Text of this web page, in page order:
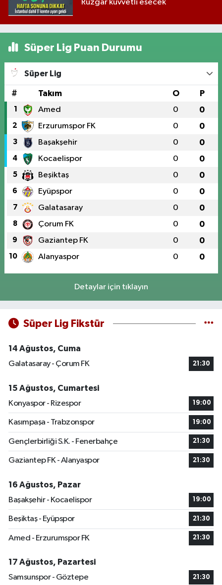
Rüzgar kuvvetli esecek
Süper Lig Puan Durumu
Süper Lig
# Takım O P
1 Amed 0 0
2 Erzurumspor FK 0 0
3 Başakşehir 0 0
4 Kocaelispor 0 0
5 Beşiktaş 0 0
6 Eyüpspor 0 0
7 Galatasaray 0 0
8 Çorum FK 0 0
9 Gaziantep FK 0 0
10 Alanyaspor 0 0
Detaylar için tıklayın
Süper Lig Fikstür
14 Ağustos, Cuma
Galatasaray - Çorum FK
21:30
15 Ağustos, Cumartesi
Konyaspor - Rizespor
19:00
Kasımpaşa - Trabzonspor 19:00
Gençlerbirliği S.K. - Fenerbahçe 21:30
Gaziantep FK - Alanyaspor 21:30
16 Ağustos, Pazar
Başakşehir - Kocaelispor
19:00
Beşiktaş - Eyüpspor 21:30
Amed - Erzurumspor FK 21:30
17 Ağustos, Pazartesi
Samsunspor - Göztepe
21:30